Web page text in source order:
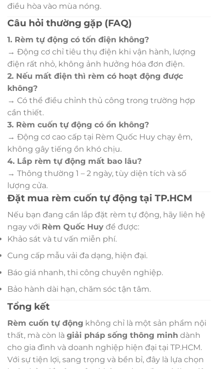
điều hòa vào mùa nóng.
Câu hỏi thường gặp (FAQ)
1. Rèm tự động có tốn điện không?
→ Động cơ chỉ tiêu thụ điện khi vận hành, lượng
điện rất nhỏ, không ảnh hưởng hóa đơn điện.
2. Nếu mất điện thì rèm có hoạt động được
không?
→ Có thể điều chỉnh thủ công trong trường hợp
cần thiết.
3. Rèm cuốn tự động có ồn không?
→ Động cơ cao cấp tại Rèm Quốc Huy chạy êm,
không gây tiếng ồn khó chịu.
4. Lắp rèm tự động mất bao lâu?
→ Thông thường 1 – 2 ngày, tùy diện tích và số
lượng cửa.
Đặt mua rèm cuốn tự động tại TP.HCM
Nếu bạn đang cần lắp đặt rèm tự động, hãy liên hệ
ngay với Rèm Quốc Huy để được:
Khảo sát và tư vấn miễn phí.
Cung cấp mẫu vải đa dạng, hiện đại.
Báo giá nhanh, thi công chuyên nghiệp.
Bảo hành dài hạn, chăm sóc tận tâm.
Tổng kết
Rèm cuốn tự động không chỉ là một sản phẩm nội
thất, mà còn là giải pháp sống thông minh dành
cho gia đình và doanh nghiệp hiện đại tại TP.HCM.
Với sự tiện lợi, sang trọng và bền bỉ, đây là lựa chọn